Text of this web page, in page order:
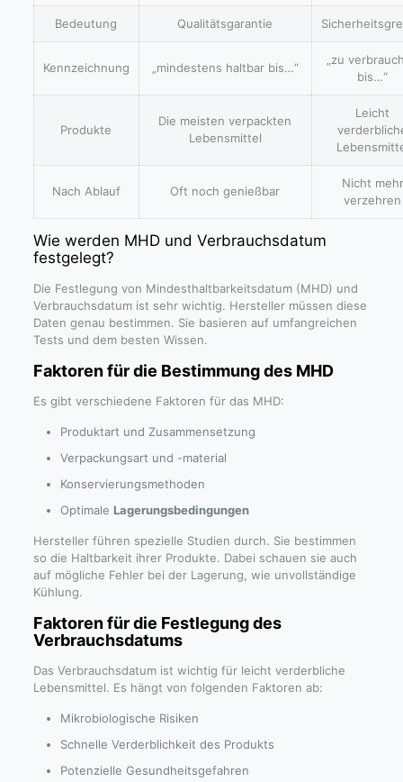
Bedeutung Qualitätsgarantie
Kennzeichnung „mindestens haltbar bis…“
„zu
bis…“
Produkte
Die meisten verpackten
Lebensmittel
Leicht
Nach Ablauf Oft noch genießbar
Nicht mehr
verzehren
Wie werden MHD und Verbrauchsdatum
festgelegt?
Die Festlegung von Mindesthaltbarkeitsdatum (MHD) und
Verbrauchsdatum ist sehr wichtig. Hersteller müssen diese
Daten genau bestimmen. Sie basieren auf umfangreichen
Tests und dem besten Wissen.
Faktoren für die Bestimmung des MHD
Es gibt verschiedene Faktoren für das MHD:
Produktart und Zusammensetzung
Verpackungsart und -material
Konservierungsmethoden
Optimale Lagerungsbedingungen
Hersteller führen spezielle Studien durch. Sie bestimmen
so die Haltbarkeit ihrer Produkte. Dabei schauen sie auch
auf mögliche Fehler bei der Lagerung, wie unvollständige
Kühlung.
Faktoren für die Festlegung des
Verbrauchsdatums
Das Verbrauchsdatum ist wichtig für leicht verderbliche
Lebensmittel. Es hängt von folgenden Faktoren ab:
Mikrobiologische Risiken
Schnelle Verderblichkeit des Produkts
Potenzielle Gesundheitsgefahren